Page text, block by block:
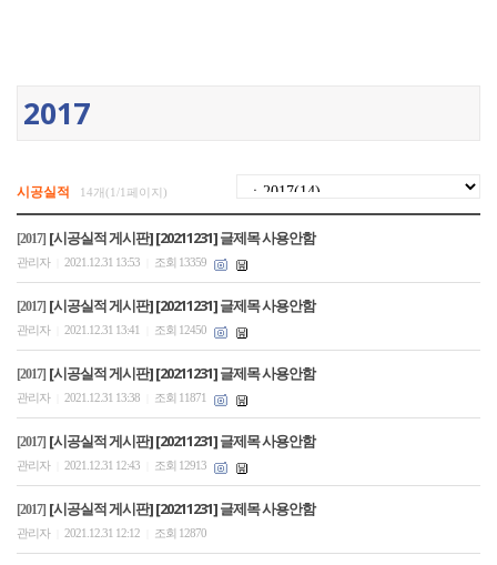
2017
시공실적 14개(1/1페이지)
[2017] [시공실적 게시판] [20211231] 글제목 사용안함
관리자 2021.12.31 13:53 조회 13359
[2017] [시공실적 게시판] [20211231] 글제목 사용안함
관리자 2021.12.31 13:41 조회 12450
[2017] [시공실적 게시판] [20211231] 글제목 사용안함
관리자 2021.12.31 13:38 조회 11871
[2017] [시공실적 게시판] [20211231] 글제목 사용안함
관리자 2021.12.31 12:43 조회 12913
[2017] [시공실적 게시판] [20211231] 글제목 사용안함
관리자 2021.12.31 12:12 조회 12870